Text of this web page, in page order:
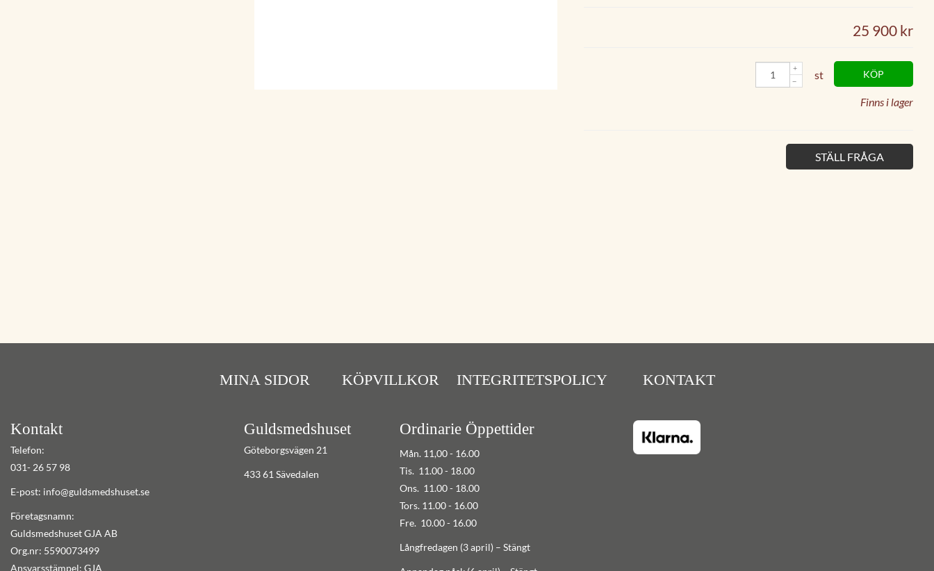
25 900 kr
KÖP
st
Finns i lager
STÄLL FRÅGA
MINA SIDOR KÖPVILLKOR INTEGRITETSPOLICY KONTAKT
Kontakt
Telefon:
031- 26 57 98
E-post: info@guldsmedshuset.se
Företagsnamn:
Guldsmedshuset GJA AB
Org.nr: 5590073499
Ansvarsstämpel: GJA
Guldsmedshuset
Göteborgsvägen 21
433 61 Sävedalen
Ordinarie Öppettider
Mån. 11,00 - 16.00
Tis. 11.00 - 18.00
Ons. 11.00 - 18.00
Tors. 11.00 - 16.00
Fre. 10.00 - 16.00
Långfredagen (3 april) – Stängt